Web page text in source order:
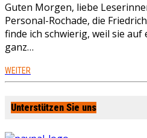
Guten Morgen, liebe
Personal-Rochade, die
finde ich schwierig, weil sie
ganz…
WEITER
Unterstützen Sie uns